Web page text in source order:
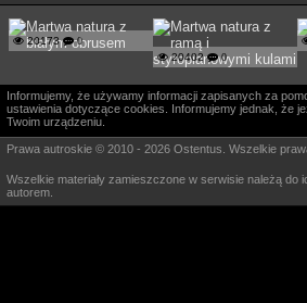
20173
0
20402
0
Informujemy, że używamy informacji zapisanych za
ustawienia dotyczące cookies. Informujemy jednak, że
Twoim urządzeniu.
Prawa autroskie © 2010 - 2026 Ostentus. Wszelkie
Wszelkie materiały zamieszczone w serwisie należą
autorem.